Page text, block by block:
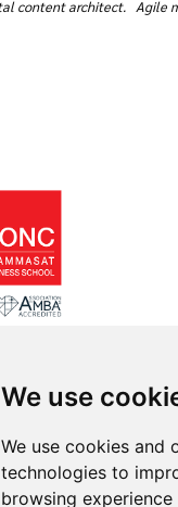
We use
We use cookies and
technologies to
browsing experience
content architect. Agile
clients diverse range
services and
have practiced and
to diagnose clients’
the clients’